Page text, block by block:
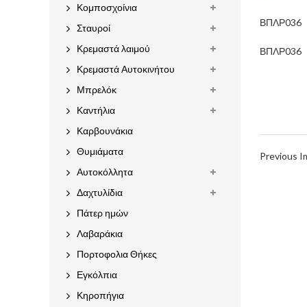
ΒΠΛΡ036
ΒΠΛΡ036
Previous
Κομποσχοίνια
Σταυροί
Κρεμαστά λαιμού
Κρεμαστά Αυτοκινήτου
Μπρελόκ
Καντήλια
Καρβουνάκια
Θυμιάματα
Αυτοκόλλητα
Δαχτυλίδια
Πάτερ ημών
Λαβαράκια
Πορτοφολια Θήκες
Εγκόλπια
Κηροπήγια